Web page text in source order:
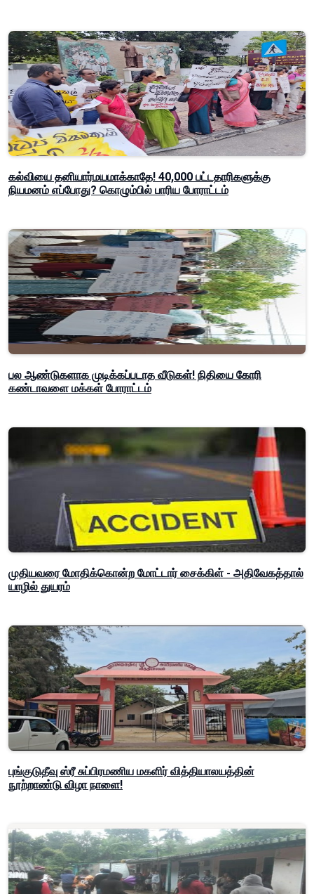
கல்வியை தனியார்மயமாக்காதே! 40,000 பட்டதாரிகளுக்கு
நியமனம் எப்போது? கொழும்பில் பாரிய போராட்டம்
பல ஆண்டுகளாக முடிக்கப்படாத வீடுகள்! நிதியை கோரி
கண்டாவளை மக்கள் போராட்டம்
முதியவரை மோதிக்கொன்ற மோட்டார் சைக்கிள் - அதிவேகத்தால்
யாழில் துயரம்
புங்குடுதீவு ஸ்ரீ சுப்பிரமணிய மகளிர் வித்தியாலயத்தின்
நூற்றாண்டு விழா நாளை!